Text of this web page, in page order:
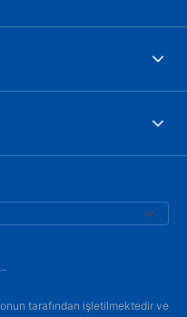
tarafından işletilmektedir ve